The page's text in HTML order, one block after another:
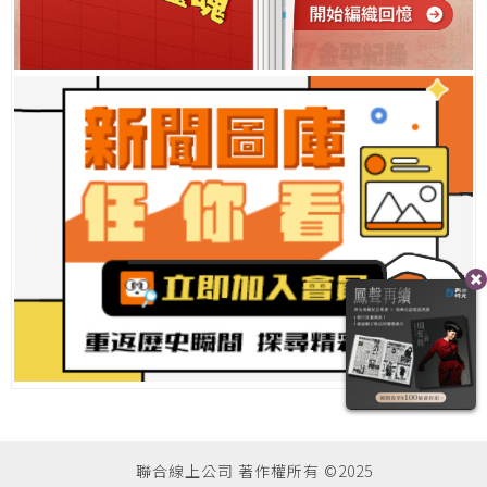
聯合線上公司 著作權所有 ©2025